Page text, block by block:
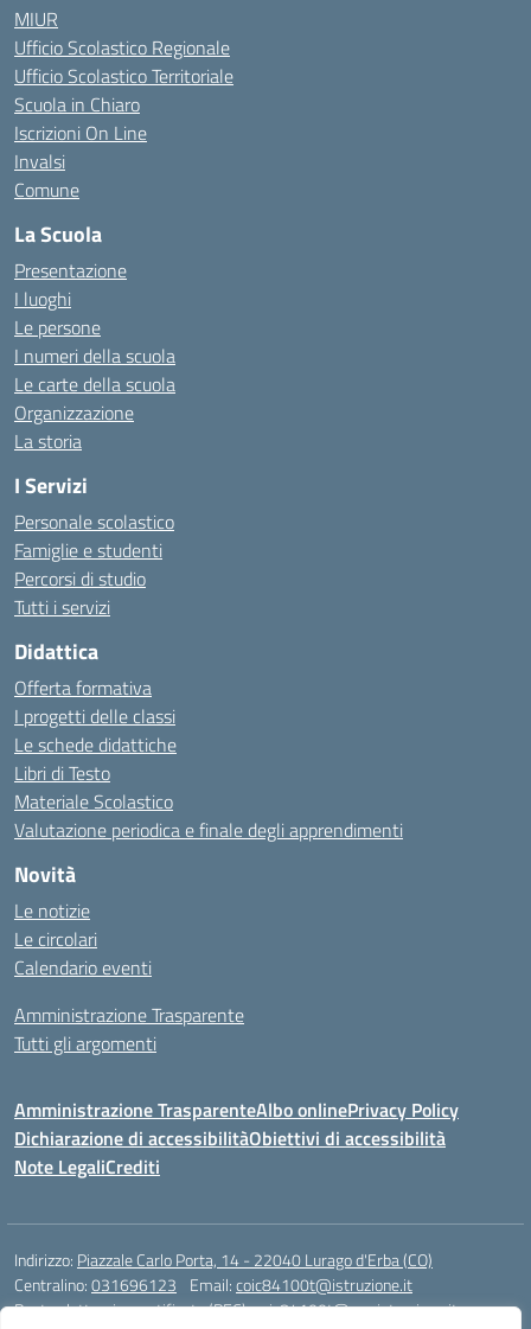
MIUR
Ufficio Scolastico Regionale
Ufficio Scolastico Territoriale
Scuola in Chiaro
Iscrizioni On Line
Invalsi
Comune
La Scuola
Presentazione
I luoghi
Le persone
I numeri della scuola
Le carte della scuola
Organizzazione
La storia
I Servizi
Personale scolastico
Famiglie e studenti
Percorsi di studio
Tutti i servizi
Didattica
Offerta formativa
I progetti delle classi
Le schede didattiche
Libri di Testo
Materiale Scolastico
Valutazione periodica e finale degli apprendimenti
Novità
Le notizie
Le circolari
Calendario eventi
Amministrazione Trasparente
Tutti gli argomenti
Amministrazione TrasparenteAlbo onlinePrivacy Policy
Dichiarazione di accessibilitàObiettivi di accessibilità
Note LegaliCrediti
Indirizzo: Piazzale Carlo Porta, 14 - 22040 Lurago d'Erba (CO)
Centralino:031696123 Email:coic84100t@istruzione.it
Posta elettronica certificata (PEC):coic84100t@pec.istruzione.it